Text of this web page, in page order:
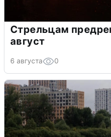
Стрельцам
август
6 августа 0